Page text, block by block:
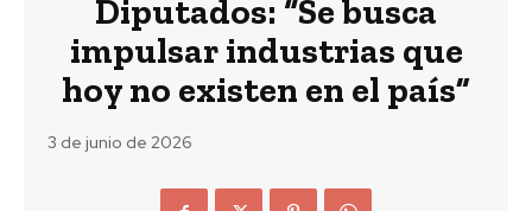
Diputados: “Se busca
impulsar industrias que
hoy no existen en el país”
3 de junio de 2026